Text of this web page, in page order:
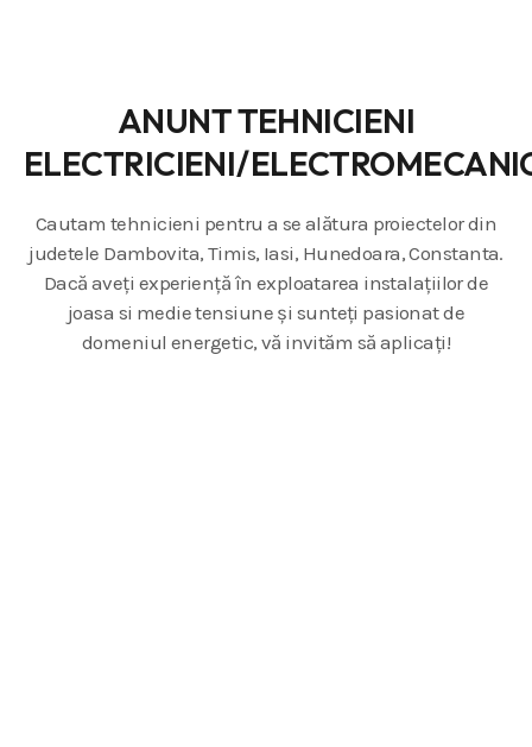
ANUNT TEHNICIENI
ELECTRICIENI/
Cautam tehnicieni pentru a se alătura proiectelor din
judetele Dambovita, Timis, Iasi, Hunedoara, Constanta.
Dacă aveți experiență în exploatarea instalațiilor de
joasa si medie tensiune și sunteți pasionat de
domeniul energetic, vă invităm să aplicați!